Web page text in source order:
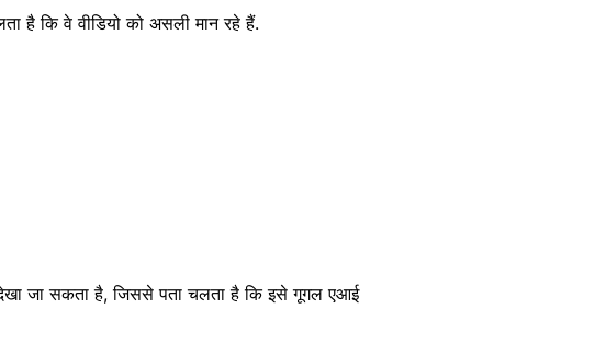
है कि वे वीडियो को असली मान रहे हैं.
देखा जा सकता है, जिससे पता चलता है कि इसे गूगल एआई